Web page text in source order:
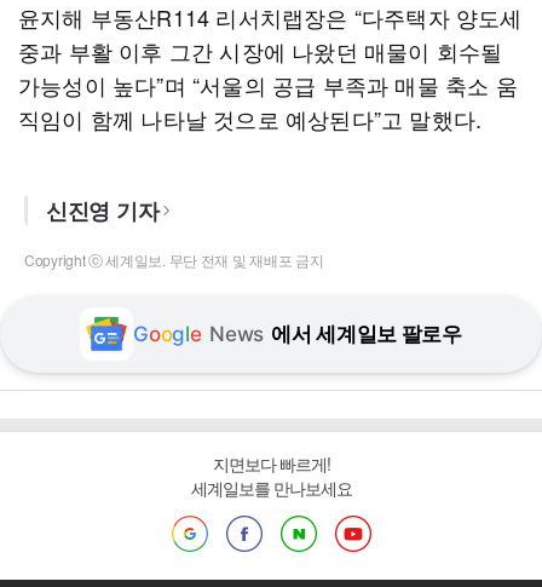
윤지해 부동산R114 리서치랩장은 “다주택자 양도세
중과 부활 이후 그간 시장에 나왔던 매물이 회수될
가능성이 높다”며 “서울의 공급 부족과 매물 축소 움
직임이 함께 나타날 것으로 예상된다”고 말했다.
신진영 기자
Copyright ⓒ 세계일보. 무단 전재 및 재배포 금지
Google News 에서 세계일보 팔로우
지면보다 빠르게!
세계일보를 만나보세요